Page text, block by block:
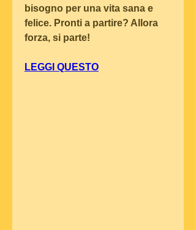
bisogno per una vita sana e
felice. Pronti a partire? Allora
forza, si parte!
LEGGI QUESTO